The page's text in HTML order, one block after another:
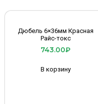
Дюбель 6×36мм Красная
Райс-токс
743.00₽
В корзину